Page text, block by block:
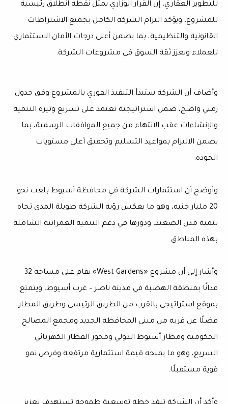
للتطوير العقاري، إن القرار الوزاري يمثل نقطة انطلاق رئيسية
للمشروع، ويؤكد التزام الشركة الكامل بجميع الاشتراطات
القانونية والتنظيمية، بما يضمن أعلى درجات الأمان الاستثماري
للعملاء ويعزز ثقة السوق في مشروعات الشركة.
وأضاف أن الشركة ستبدأ التنفيذ الفوري بالمشروع وفق جدول
زمني واضح، ضمن استراتيجية تعتمد على تسريع وتيرة التنمية
والإنشاءات عقب الانتهاء من جميع الموافقات الرسمية، بما
يضمن الالتزام بمواعيد التسليم وتحقيق أعلى مستويات
الجودة.
وأوضح أن استثمارات الشركة في محافظة أسيوط بلغت نحو
20 مليار جنيه، وهو ما يعكس رؤية الشركة طويلة المدى تجاه
تنمية مدن الصعيد، ودورها في دعم التنمية العمرانية الشاملة
بهذه المناطق.
وأشار إلى أن مشروع «West Gardens» يقام على مساحة 32
فدانًا بمنطقة الهضبة في مدينة ناصر – غرب أسيوط، ويتمتع
بموقع استراتيجي بالقرب من الطريق الرئيسي وطريق المطار،
فضلًا عن قربه من مبنى المحافظة الجديد ومجمع المصالح
الحكومية ومطار أسيوط الدولي ومحور القطار الكهربائي
السريع، وهو ما يمنحه قيمة استثمارية مرتفعة وفرص نمو
قوية مستقبلًا.